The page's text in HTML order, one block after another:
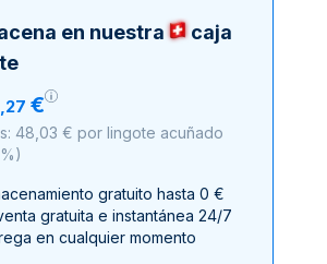
en nuestra
caja
,27 €
48,03 € por lingote acuñado
)
gratuito hasta 0 €
gratuita e instantánea 24/7
en cualquier momento